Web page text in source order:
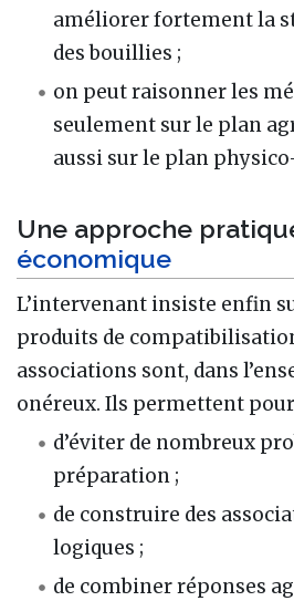
améliorer fortement la
des bouillies ;
on peut raisonner les
seulement sur le plan
aussi sur le plan
Une approche
économique
L’intervenant insiste enfin
produits de
associations sont, dans
onéreux. Ils permettent
d’éviter de nombreux
préparation ;
de construire des
logiques ;
de combiner réponses